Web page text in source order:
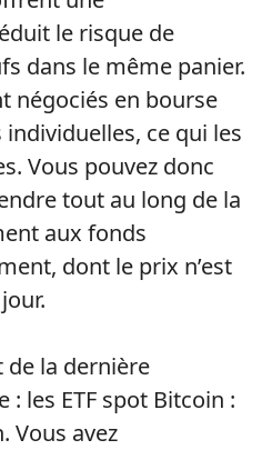
le risque de
dans le même panier.
négociés en bourse
ce qui les
Vous pouvez donc
tout au long de la
aux fonds
dont le prix n’est
de la dernière
: les ETF spot Bitcoin :
Vous avez